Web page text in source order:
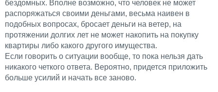
бездомных. Вполне возможно, что человек не может
распоряжаться своими деньгами, весьма наивен в
подобных вопросах, бросает деньги на ветер, на
протяжении долгих лет не может накопить на покупку
квартиры либо какого другого имущества.
Если говорить о ситуации вообще, то пока нельзя дать
никакого четкого ответа. Вероятно, придется приложить
больше усилий и начать все заново.